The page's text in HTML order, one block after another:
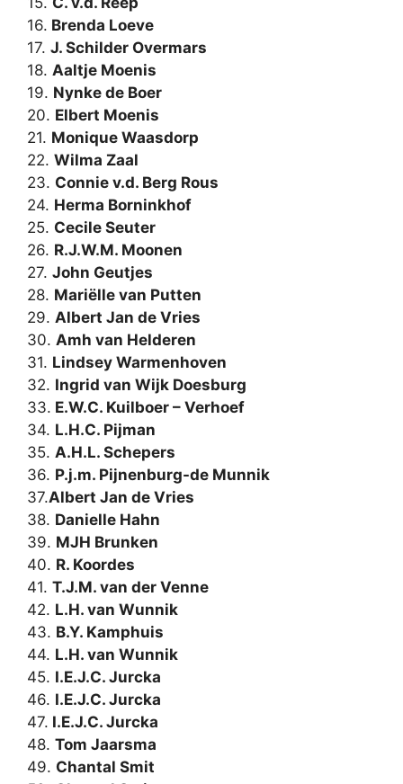
16. Brenda Loeve
17. J. Schilder Overmars
18. Aaltje Moenis
19. Nynke de Boer
20. Elbert Moenis
21. Monique Waasdorp
22. Wilma Zaal
23. Connie v.d. Berg Rous
24. Herma Borninkhof
25. Cecile Seuter
26. R.J.W.M. Moonen
27. John Geutjes
28. Mariëlle van Putten
29. Albert Jan de Vries
30. Amh van Helderen
31. Lindsey Warmenhoven
32. Ingrid van Wijk Doesburg
33. E.W.C. Kuilboer – Verhoef
34. L.H.C. Pijman
35. A.H.L. Schepers
36. P.j.m. Pijnenburg-de Munnik
37.Albert Jan de Vries
38. Danielle Hahn
39. MJH Brunken
40. R. Koordes
41. T.J.M. van der Venne
42. L.H. van Wunnik
43. B.Y. Kamphuis
44. L.H. van Wunnik
45. I.E.J.C. Jurcka
46. I.E.J.C. Jurcka
47. I.E.J.C. Jurcka
48. Tom Jaarsma
49. Chantal Smit